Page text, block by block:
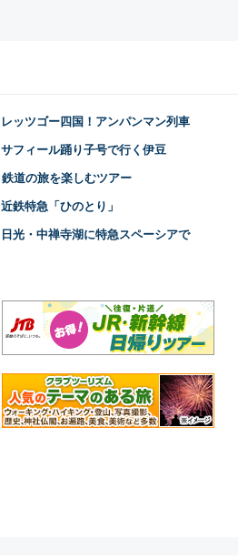
レッツゴー四国！アンパンマン列車
サフィール踊り子号で行く伊豆
鉄道の旅を楽しむツアー
近鉄特急「ひのとり」
日光・中禅寺湖に特急スペーシアで